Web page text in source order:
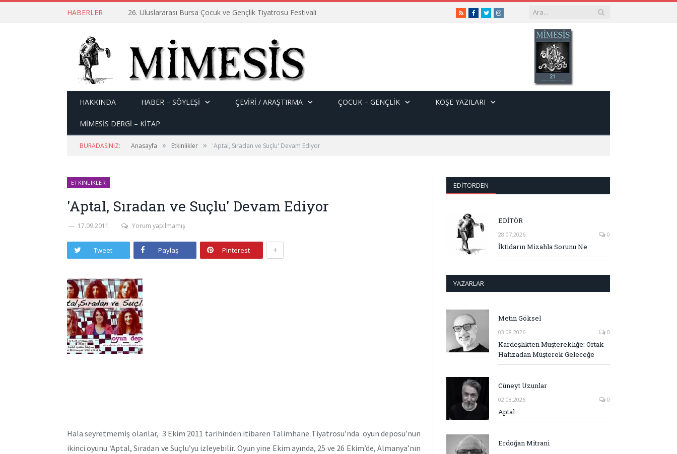
HABERLER 26. Uluslararası Bursa Çocuk ve Gençlik Tiyatrosu Festivali RSSFacebook
TwitterInstagram
HAKKINDA HABER – SÖYLEŞI ÇEVİRİ / ARAŞTIRMA ÇOCUK – GENÇLIK KÖŞE YAZILARI
MİMESİS DERGİ – KİTAP
BURADASINIZ: Anasayfa » Etkinlikler » 'Aptal, Sıradan ve Suçlu' Devam Ediyor
ETKINLIKLER
'Aptal, Sıradan ve Suçlu' Devam Ediyor
17.09.2011 Yorum yapılmamış
Tweet Paylaş Pinterest +
Hala seyretmemiş olanlar, 3 Ekim 2011 tarihinden itibaren Talimhane Tiyatrosu’nda oyun deposu’nun
ikinci oyunu ‘Aptal, Sıradan ve Suçlu’yu izleyebilir. Oyun yine Ekim ayında, 25 ve 26 Ekim’de, Almanya’nın
EDITÖRDEN
EDİTÖR
28.07.2026 0
İktidarın Mizahla Sorunu Ne
YAZARLAR
Metin Göksel
03.08.2026 0
Kardeşlikten Müşterekliğe: Ortak
Hafızadan Müşterek Geleceğe
Cüneyt Uzunlar
02.08.2026 0
Aptal
Erdoğan Mitrani